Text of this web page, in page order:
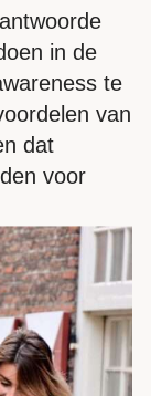
in de
te
van
dat
voor